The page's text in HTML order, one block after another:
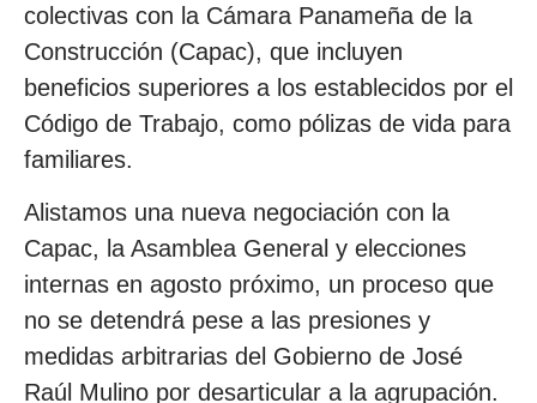
colectivas con la Cámara Panameña de la
Construcción (Capac), que incluyen
beneficios superiores a los establecidos por el
Código de Trabajo, como pólizas de vida para
familiares.
Alistamos una nueva negociación con la
Capac, la Asamblea General y elecciones
internas en agosto próximo, un proceso que
no se detendrá pese a las presiones y
medidas arbitrarias del Gobierno de José
Raúl Mulino por desarticular a la agrupación.